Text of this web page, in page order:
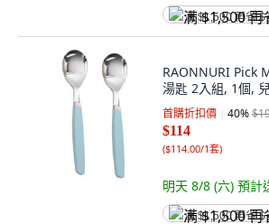
满 $1,500 再省
RAONNURI Pick
湯匙 2入組, 1個,
首購折扣價 40%
$114
($114.00/1套)
明天 8/8 (六) 預計
满 $1,500 再省